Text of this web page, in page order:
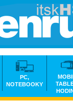
PC,
NOTEBOOKY